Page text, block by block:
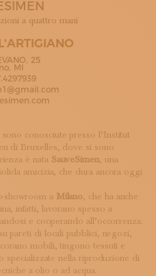
a quattro mani
25
MI
conosciute presso l’Institut
di Bruxelles, dove si sono
è nata SauveSimen, una
amicizia, che dura ancora oggi
showroom a Milano, che ha anche
infatti, lavorano spesso a
e cooperando all’occorrenza.
pareti di locali pubblici, negozi,
mobili, tingono tessuti e
specializzate nella riproduzione di
a olio o ad acqua.